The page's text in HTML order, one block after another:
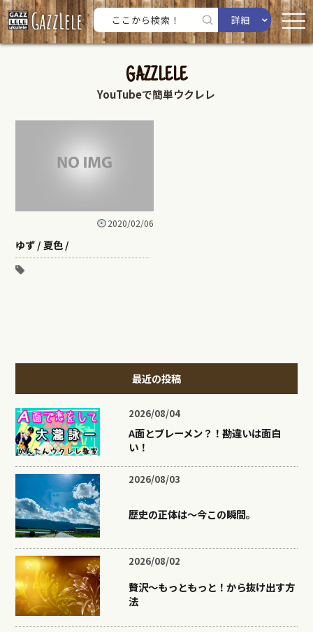
詳細
GAZZLELE
YouTubeで簡単ウクレレ
2020/02/06
ゆず / 夏色 /
最近の投稿
2026/08/04
A面とブレーメン？！勘違いは面白
い！
2026/08/03
歴史の正体は〜今この瞬間。
2026/08/02
贅沢〜もっともっと！から抜け出す方
法